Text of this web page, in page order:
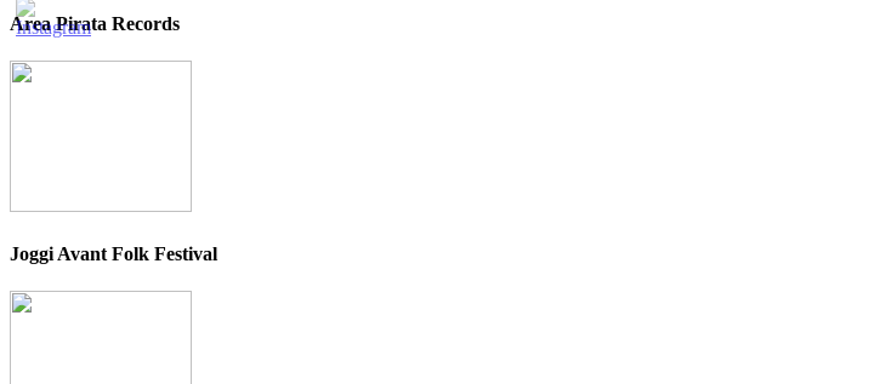
Area Pirata Records
Joggi Avant Folk Festival